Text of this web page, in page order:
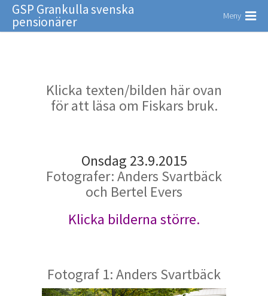
GSP Grankulla svenska
pensionärer Meny
Klicka texten/bilden här ovan
för att läsa om Fiskars bruk.
Onsdag 23.9.2015
Fotografer: Anders Svartbäck
och Bertel Evers
Klicka bilderna större.
Fotograf 1: Anders Svartbäck